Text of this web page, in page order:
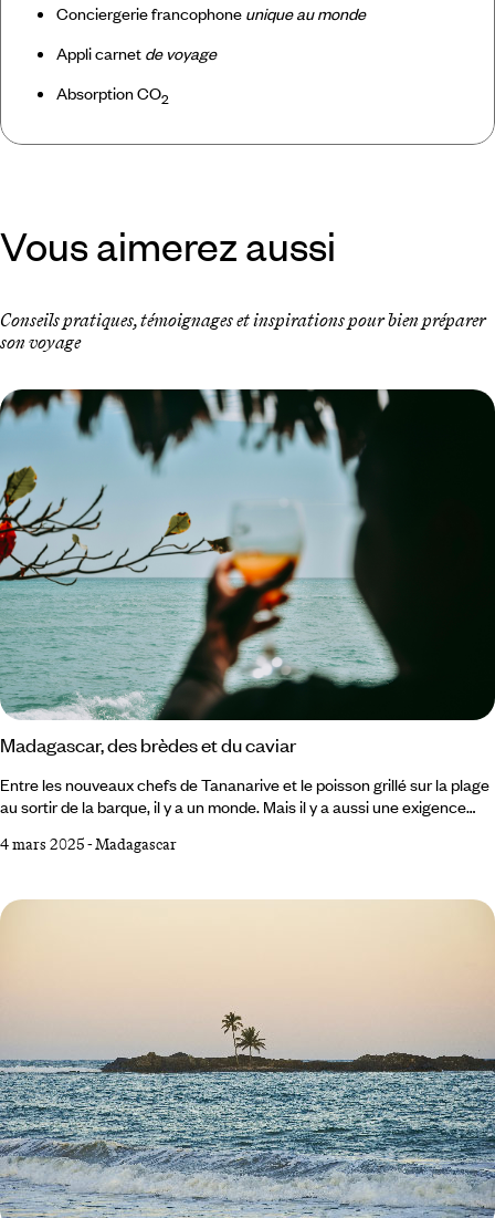
Conciergerie francophone unique au monde
Appli carnet de voyage
Absorption CO2
Vous aimerez aussi
Conseils pratiques, témoignages et inspirations pour bien préparer
son voyage
Madagascar, des brèdes et du caviar
Entre les nouveaux chefs de Tananarive et le poisson grillé sur la plage
au sortir de la barque, il y a un monde. Mais il y a aussi une exigence
moque pas d’eux au moment de passer à table. Gargote de rue ou
de grande cuisine : il faut que ce soit bien fait.
4 mars 2025-Madagascar